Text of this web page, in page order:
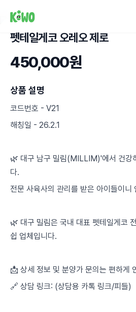
펫테일게코 오레오 제로
450,000원
상품 설명
코드번호 - V21
해칭일 - 26.2.1
🌿 대구 남구 밀림(MILLIM)'에서 건강
다.
전문 사육사의 관리를 받은 아이들이니
🌿 대구 밀림은 국내 대표 펫테일게코
쉽 업체입니다.
📩 상세 정보 및 분양가 문의는 편하게
🔗 상담 링크: (상담용 카톡 링크/피들)